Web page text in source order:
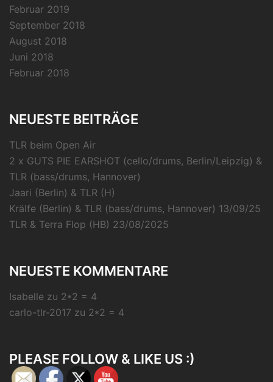
Februar 2019
September 2018
August 2018
Juni 2018
Februar 2018
NEUESTE BEITRÄGE
TLR beim Open Air
2 x GUTS PIE EARSHOT (cello/drums, Berlin/Leipzig) &
TLR (bass/drums, Hannover)
Jaari (Berlin) & TLR (H)
Krälfe (Berlin) & TLR (bass/drums, Hannover) 13/09/25
TLR & Terra Flop (HB) 23/08/2025
NEUESTE KOMMENTARE
Isabelle zu 2*2 = 4
carlo-tlr-2017 zu 2*2 = 4
PLEASE FOLLOW & LIKE US :)